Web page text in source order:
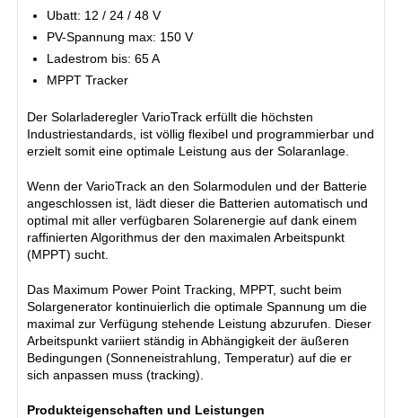
Ubatt: 12 / 24 / 48 V
PV-Spannung max: 150 V
Ladestrom bis: 65 A
MPPT Tracker
Der Solarladeregler VarioTrack erfüllt die höchsten
Industriestandards, ist völlig flexibel und programmierbar und
erzielt somit eine optimale Leistung aus der Solaranlage.
Wenn der VarioTrack an den Solarmodulen und der Batterie
angeschlossen ist, lädt dieser die Batterien automatisch und
optimal mit aller verfügbaren Solarenergie auf dank einem
raffinierten Algorithmus der den maximalen Arbeitspunkt
(MPPT) sucht.
Das Maximum Power Point Tracking, MPPT, sucht beim
Solargenerator kontinuierlich die optimale Spannung um die
maximal zur Verfügung stehende Leistung abzurufen. Dieser
Arbeitspunkt variiert ständig in Abhängigkeit der äußeren
Bedingungen (Sonneneistrahlung, Temperatur) auf die er
sich anpassen muss (tracking).
Produkteigenschaften und Leistungen